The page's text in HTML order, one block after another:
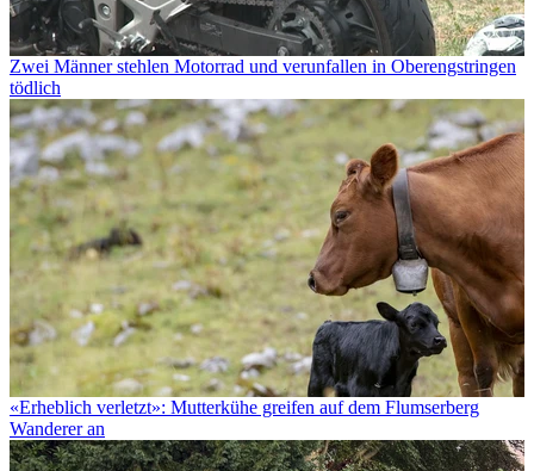
Zwei Männer stehlen Motorrad und verunfallen in Oberengstringen
tödlich
«Erheblich verletzt»: Mutterkühe greifen auf dem Flumserberg
Wanderer an